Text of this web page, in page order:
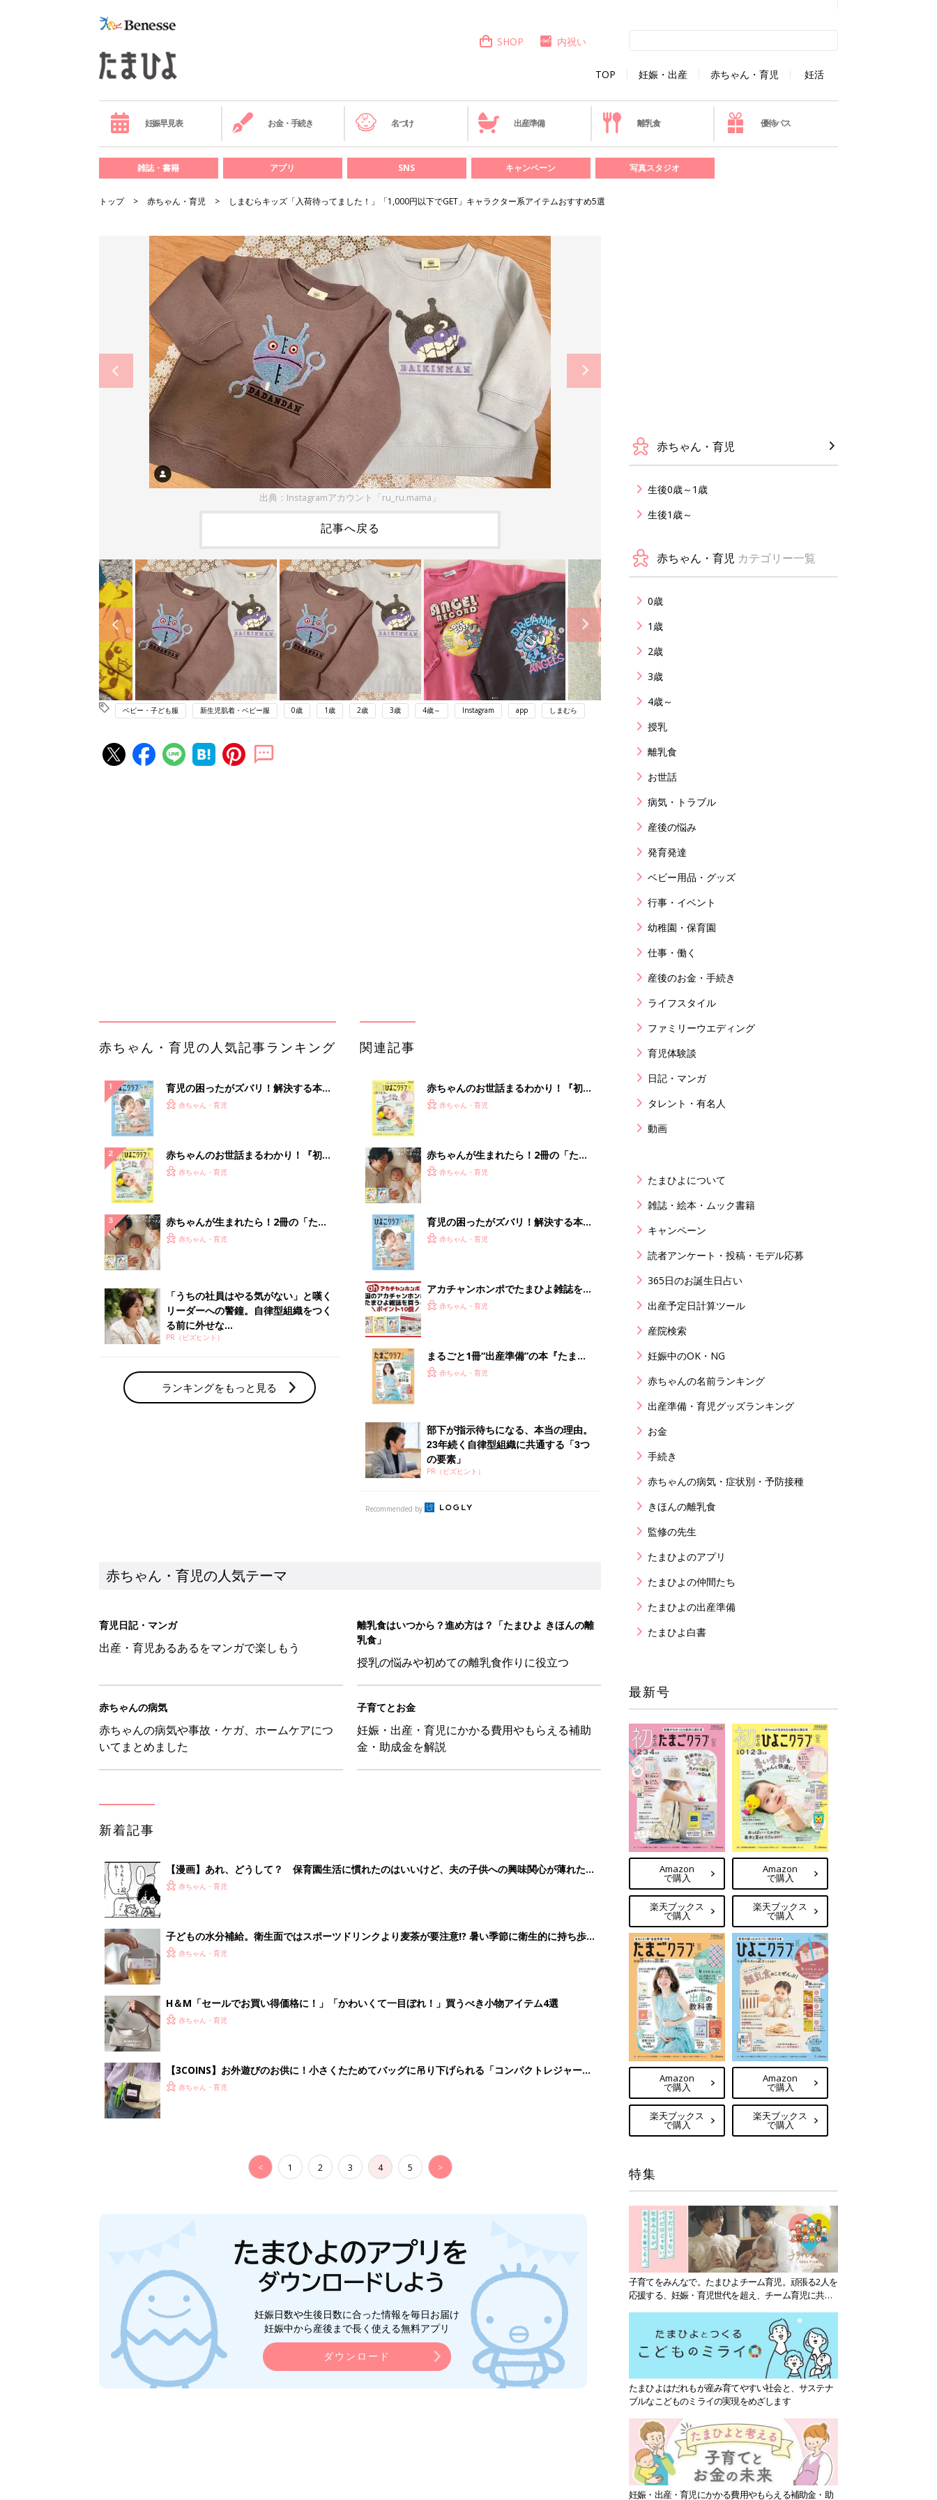
TOP 妊娠・出産 赤ちゃん・育児 妊活
SHOP 内祝い
妊娠早見表 お金・手続き 名づけ 出産準備 離乳食 優待パス
雑誌・書籍 アプリ SNS キャンペーン 写真スタジオ
トップ 赤ちゃん・育児 しまむらキッズ「入荷待ってました！」「1,000円以下でGET」キャラクター系アイテムおすすめ5選
出典：Instagramアカウント「ru_ru.mama」
記事へ戻る
ベビー・子ども服 新生児肌着・ベビー服 0歳 1歳 2歳 3歳 4歳～ Instagram app しまむら
リーダーへの警鐘。自律型組織をつく
る前に外せな...
PR（ビズヒント）
ランキングをもっと見る
夫婦で予習する 出産の教科書
23年続く自律型組織に共通する「3つ
の要素」
PR（ビズヒント）
赤ちゃん・育児の人気テーマ
育児日記・マンガ
離乳食はいつから？進め方は？「たまひよ きほんの離
授乳の悩みや初めての離乳食作りに役立つ
子育てとお金
妊娠・出産・育児にかかる費用やもらえる補助
金・助成金を解説
【漫画】あれ、どうして？ 保育園生活に慣れたのはいいけど、夫の子供への興味関心が薄れた気
がする……！『ふうふう子育て ＃91』
赤ちゃん・育児
子どもの水分補給。衛生面ではスポーツドリンクより麦茶が要注意!? 暑い季節に衛生的に持ち歩
赤ちゃん・育児
H＆М「セールでお買い得価格に！」「かわいくて一目ぼれ！」買うべき小物アイテム4選
< 1 2 3 4 5 >
赤ちゃん・育児
生後0歳～1歳
生後1歳～
赤ちゃん・育児 カテゴリー一覧
0歳
1歳
2歳
3歳
4歳～
授乳
離乳食
お世話
病気・トラブル
産後の悩み
発育発達
ベビー用品・グッズ
行事・イベント
幼稚園・保育園
仕事・働く
産後のお金・手続き
ライフスタイル
ファミリーウエディング
育児体験談
日記・マンガ
タレント・有名人
動画
たまひよについて
雑誌・絵本・ムック書籍
キャンペーン
読者アンケート・投稿・モデル応募
365日のお誕生日占い
出産予定日計算ツール
産院検索
妊娠中のOK・NG
赤ちゃんの名前ランキング
出産準備・育児グッズランキング
お金
手続き
赤ちゃんの病気・症状別・予防接種
きほんの離乳食
監修の先生
たまひよのアプリ
たまひよの仲間たち
たまひよの出産準備
たまひよ白書
最新号
Amazon
で購入
楽天ブックス
で購入
Amazon
で購入
楽天ブックス
で購入
Amazon
で購入
楽天ブックス
で購入
Amazon
で購入
楽天ブックス
で購入
特集
子育てをみんなで。たまひよチーム育児。頑張る2人を
応援する、妊娠・育児世代を超え、チーム育児に共感
たまひよはだれもが産み育てやすい社会と、サステナ
ブルなこどものミライの実現をめざします
妊娠・出産・育児にかかる費用やもらえる補助金・助